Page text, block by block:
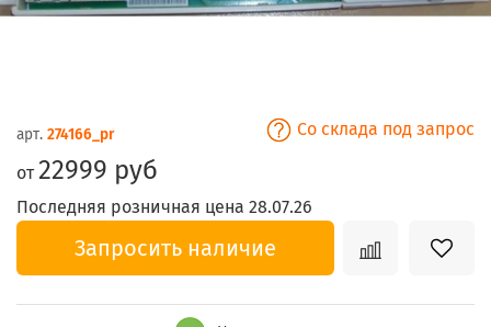
арт. 274166_pr Со склада под запрос
от22999 руб
Последняя розничная цена 28.07.26
Запросить наличие